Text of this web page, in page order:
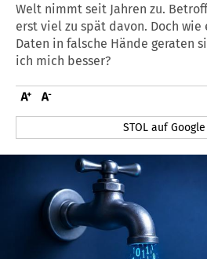
Welt nimmt seit Jahren zu.
erst viel zu spät davon. Doch wie
Daten in falsche Hände geraten
ich mich besser?
STOL auf